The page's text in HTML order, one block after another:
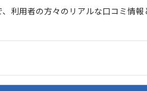
、利用者の方々のリアルな口コミ情